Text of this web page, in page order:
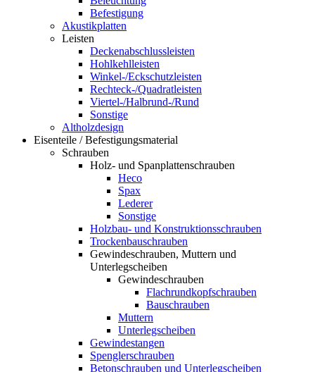
Befestigung
Akustikplatten
Leisten
Deckenabschlussleisten
Hohlkehlleisten
Winkel-/Eckschutzleisten
Rechteck-/Quadratleisten
Viertel-/Halbrund-/Rund
Sonstige
Altholzdesign
Eisenteile / Befestigungsmaterial
Schrauben
Holz- und Spanplattenschrauben
Heco
Spax
Lederer
Sonstige
Holzbau- und Konstruktionsschrauben
Trockenbauschrauben
Gewindeschrauben, Muttern und
Unterlegscheiben
Gewindeschrauben
Flachrundkopfschrauben
Bauschrauben
Muttern
Unterlegscheiben
Gewindestangen
Spenglerschrauben
Betonschrauben und Unterlegscheiben